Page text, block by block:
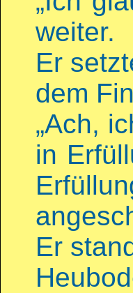
weiter.
Er
dem
„Ach,
in
Er